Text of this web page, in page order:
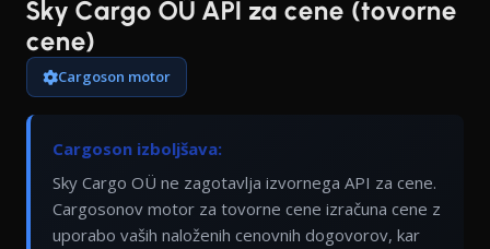
Sky Cargo OÜ API za cene (tovorne
cene)
Cargoson motor
Cargoson izboljšava:
Sky Cargo OÜ ne zagotavlja izvornega API za cene.
Cargosonov motor za tovorne cene izračuna cene z
uporabo vaših naloženih cenovnih dogovorov, kar